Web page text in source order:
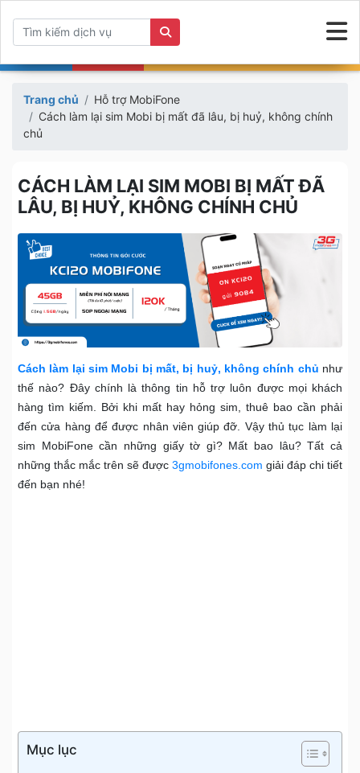
Trang chủ
Hỗ trợ MobiFone
Cách làm lại sim Mobi bị mất đã lâu, bị huỷ, không chính
chủ
CÁCH LÀM LẠI SIM MOBI BỊ MẤT ĐÃ
LÂU, BỊ HUỶ, KHÔNG CHÍNH CHỦ
Cách làm lại sim Mobi bị mất, bị huỷ, không chính chủ như
thế nào? Đây chính là thông tin hỗ trợ luôn được mọi khách
hàng tìm kiếm. Bởi khi mất hay hỏng sim, thuê bao cần phải
đến cửa hàng để được nhân viên giúp đỡ. Vậy thủ tục làm lại
sim MobiFone cần những giấy tờ gì? Mất bao lâu? Tất cả
những thắc mắc trên sẽ được 3gmobifones.com giải đáp chi tiết
đến bạn nhé!
Mục lục